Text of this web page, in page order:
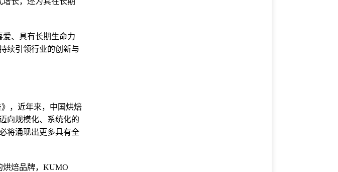
、具有长期生命力
续引领行业的创新与
，近年来，中国烘焙
向规模化、系统化的
将涌现出更多具有全
烘焙品牌，KUMO